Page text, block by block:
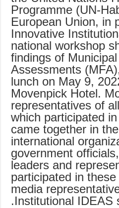
Programme (UN-
European Union, in
Innovative
national workshop
findings of
Assessments
lunch on May 9,
Movenpick Hotel.
representatives of
which participated
came together in
international
government
leaders and
participated in
media
Institutional IDEAS